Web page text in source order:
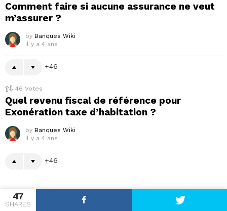
47
SHARES
Comment faire si aucune assurance ne veut
m’assurer ?
by Banques Wiki
il y a 4 ans
46
46 Votes
Quel revenu fiscal de référence pour
Exonération taxe d’habitation ?
by Banques Wiki
il y a 4 ans
46